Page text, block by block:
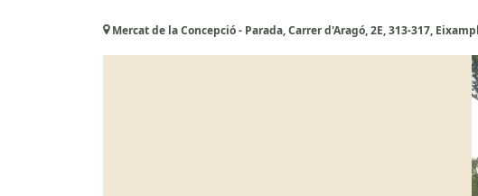
Mercat de la Concepció - Parada, Carrer d'Aragó, 2E, 313-317,